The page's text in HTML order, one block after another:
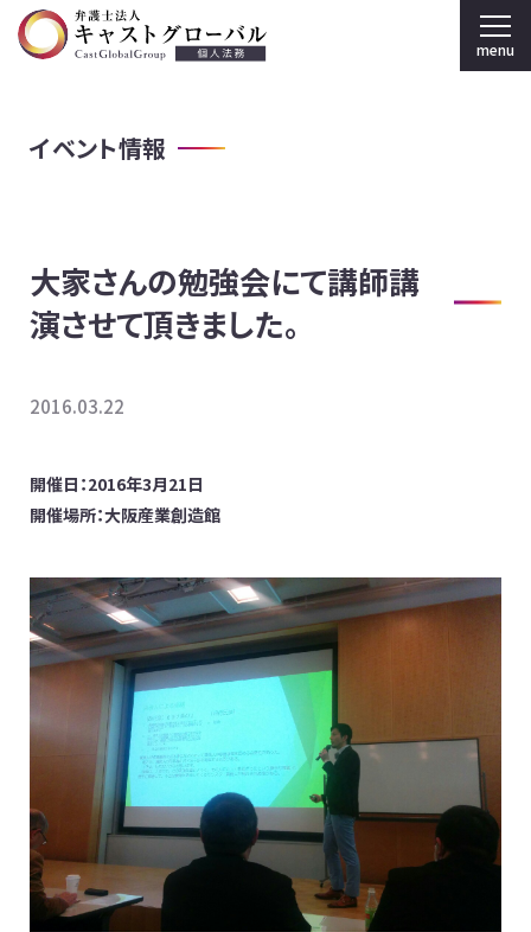
個人のお客様
弁護士紹介
事務所案内
採用情報
日本全国対応！オンライン相談OK
イベント情報 メディア掲載
menu
イベント情報
大家さんの勉強会にて講師講
演させて頂きました。
2016.03.22
開催日：2016年3月21日
開催場所：大阪産業創造館